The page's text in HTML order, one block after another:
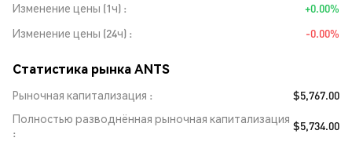
Изменение цены (1ч)
+0.00%
Изменение цены (24ч)
-0.00%
Статистика рынка ANTS
Рыночная капитализация
$5,767.00
Полностью разводнённая рыночная капитализация $5,734.00